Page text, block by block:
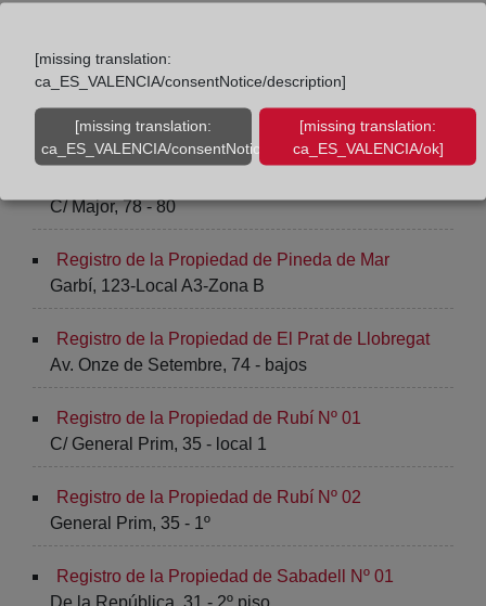
Rambla Pompeu Fabra, 83
C/ Major, 78 - 80
Registro de la Propiedad de Pineda de Mar
Garbí, 123-Local A3-Zona B
Registro de la Propiedad de El Prat de Llobregat
Av. Onze de Setembre, 74 - bajos
Registro de la Propiedad de Rubí Nº 01
C/ General Prim, 35 - local 1
Registro de la Propiedad de Rubí Nº 02
General Prim, 35 - 1º
Registro de la Propiedad de Sabadell Nº 01
De la República, 31 - 2º piso
[missing translation:
ca_ES_VALENCIA/consentNotice/description]
[missing translation:
ca_ES_VALENCIA/consentNotice/learnMore]
[missing translation:
ca_ES_VALENCIA/ok]